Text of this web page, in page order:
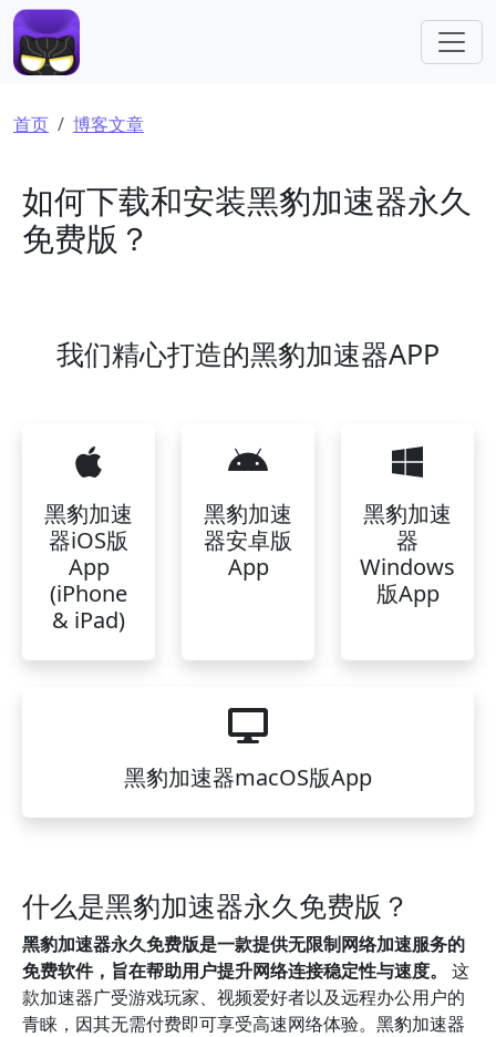
跳转到主要内容
面包屑
首页 博客文章
如何下载和安装黑豹加速器永久
免费版？
我们精心打造的黑豹加速器APP
黑豹加速
器iOS版
App
(iPhone
& iPad)
黑豹加速
器安卓版
App
黑豹加速
器
Windows
版App
黑豹加速器macOS版App
什么是黑豹加速器永久免费版？
黑豹加速器永久免费版是一款提供无限制网络加速服务的
免费软件，旨在帮助用户提升网络连接稳定性与速度。
这
款加速器广受游戏玩家、视频爱好者以及远程办公用户的
青睐，因其无需付费即可享受高速网络体验。黑豹加速器